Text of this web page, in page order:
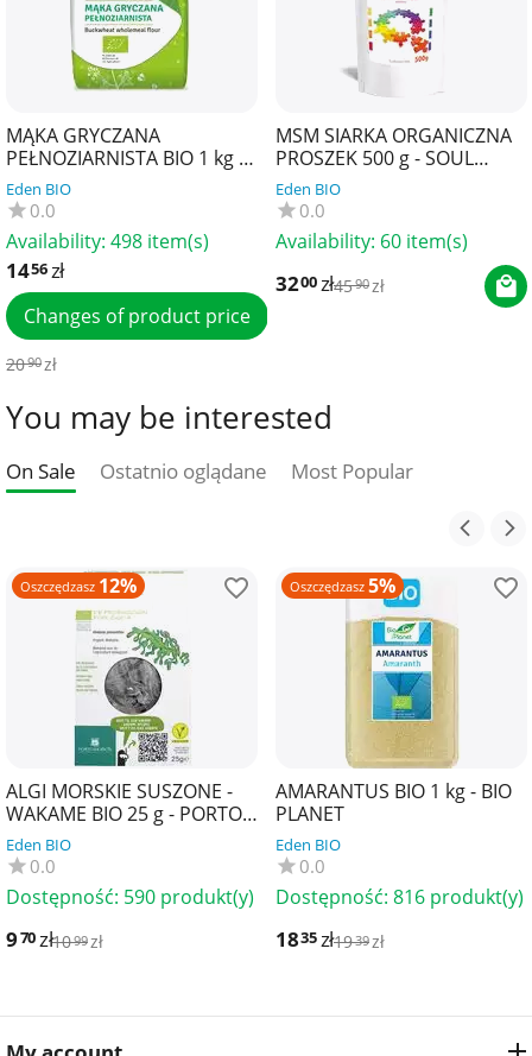
MĄKA GRYCZANA
PEŁNOZIARNISTA BIO 1 kg -
BIO PLANET
Eden BIO
0.0
Availability: 498 item(s)
1456zł
Changes of product price
2090zł
MSM SIARKA ORGANICZNA
PROSZEK 500 g - SOUL
FARM
Eden BIO
0.0
Availability: 60 item(s)
3200zł4590zł
You may be interested
On Sale Ostatnio oglądane Most Popular
Oszczędzasz 12%
ALGI MORSKIE SUSZONE -
WAKAME BIO 25 g - PORTO
MUINOS
Eden BIO
0.0
Dostępność: 590 produkt(y)
970zł1099zł
Oszczędzasz 5%
AMARANTUS BIO 1 kg - BIO
PLANET
Eden BIO
0.0
Dostępność: 816 produkt(y)
1835zł1939zł